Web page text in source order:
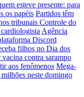
esteve presente: para
os papéis Partidos têm
tribunais Controle do
Agência
Discord
filhos no Dia dos
contra sarampo
aos fenômenos Mega-
neste domingo